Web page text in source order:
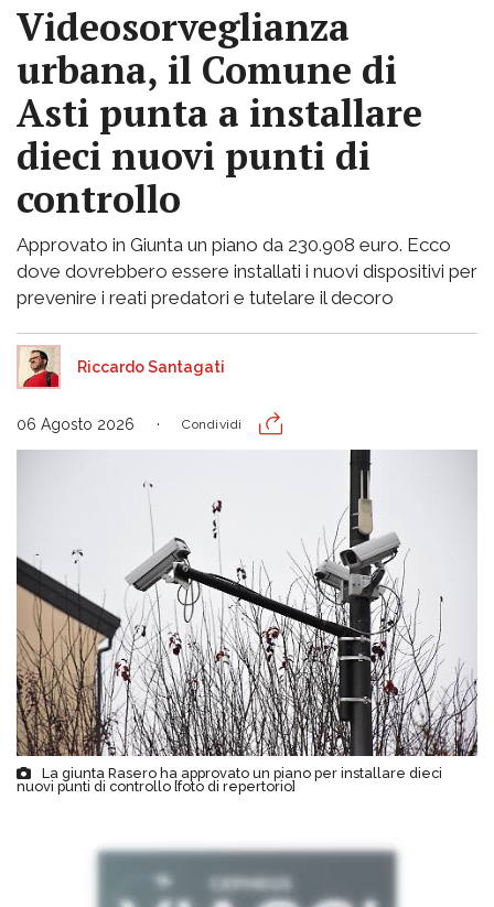
Videosorveglianza
urbana, il Comune di
Asti punta a installare
dieci nuovi punti di
controllo
Approvato in Giunta un piano da 230.908 euro. Ecco
dove dovrebbero essere installati i nuovi dispositivi per
prevenire i reati predatori e tutelare il decoro
Riccardo Santagati
06 Agosto 2026 Condividi
La giunta Rasero ha approvato un piano per installare dieci
nuovi punti di controllo [foto di repertorio]